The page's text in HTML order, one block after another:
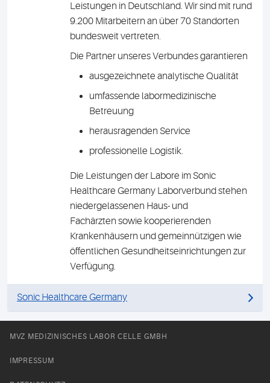
Leistungen in Deutschland. Wir sind mit rund
9.200 Mitarbeitern an über 70 Standorten
bundesweit vertreten.
Die Partner unseres Verbundes garantieren
ausgezeichnete analytische Qualität
umfassende labormedizinische
Betreuung
herausragenden Service
professionelle Logistik.
Die Leistungen der Labore im Sonic
Healthcare Germany Laborverbund stehen
niedergelassenen Haus- und
Fachärzten sowie kooperierenden
Krankenhäusern und gemeinnützigen wie
öffentlichen Gesundheitseinrichtungen zur
Verfügung.
Sonic Healthcare Germany
MVZ MEDIZINISCHES LABOR CELLE GMBH
IMPRESSUM